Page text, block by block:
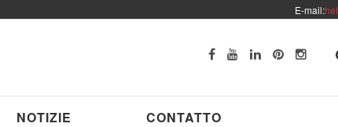
E-mail:
NOTIZIE CONTATTO